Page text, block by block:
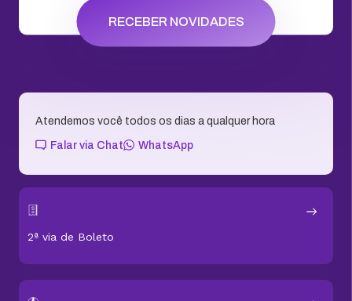
RECEBER NOVIDADES
Atendemos você todos os dias a qualquer hora
Falar via Chat WhatsApp
2ª via de Boleto